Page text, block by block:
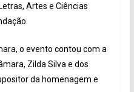
Artes e Ciências
o evento contou com a
Zilda Silva e dos
da homenagem e